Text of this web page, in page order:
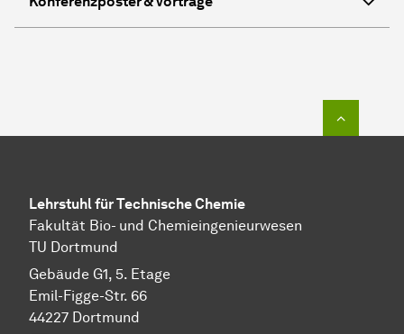
Lehrstuhl für Technische Chemie
Fakultät Bio- und Chemieingenieurwesen
TU Dortmund
Gebäude G1, 5. Etage
Emil-Figge-Str. 66
44227 Dort­mund